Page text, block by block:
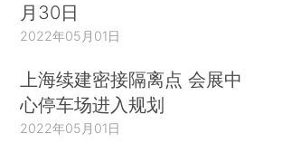
月30日
2022年05月01日
上海续建密接隔离点 会展中
心停车场进入规划
2022年05月01日